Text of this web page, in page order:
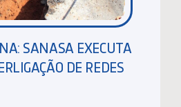
SANASA EXECUTA
DE REDES